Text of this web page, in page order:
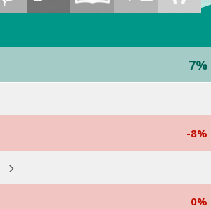
ENG
7%
-8%
0%